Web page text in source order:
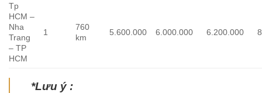
Tp
HCM –
Nha
Trang
– TP
HCM
1
760
km
5.600.000 6.000.000 6.200.000
*Lưu ý :